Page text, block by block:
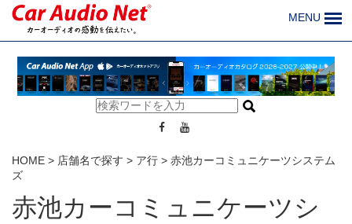
MENU
HOME > 店舗名で探す > ア行 > 赤池カーコミュニケーツシステム
ズ
赤池カーコミュニケーツシ